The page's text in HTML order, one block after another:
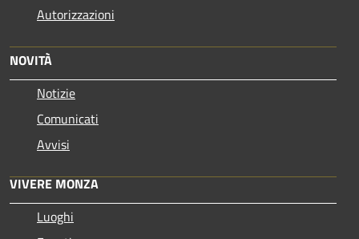
Autorizzazioni
NOVITÀ
Notizie
Comunicati
Avvisi
VIVERE MONZA
Luoghi